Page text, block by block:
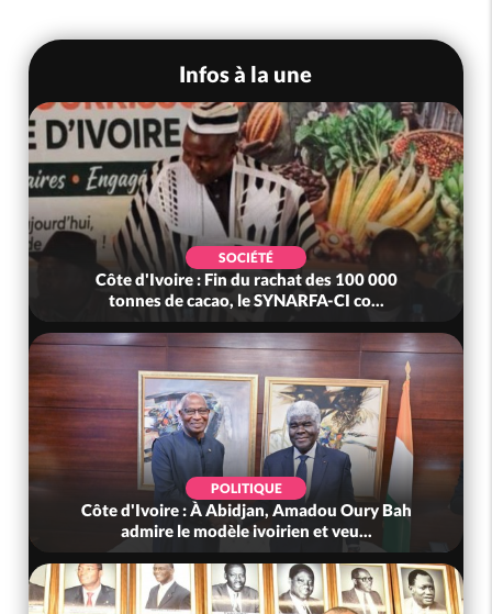
Infos à la une
SOCIÉTÉ
Côte d'Ivoire : Fin du rachat des 100 000
tonnes de cacao, le SYNARFA-CI co...
POLITIQUE
Côte d'Ivoire : À Abidjan, Amadou Oury Bah
admire le modèle ivoirien et veu...